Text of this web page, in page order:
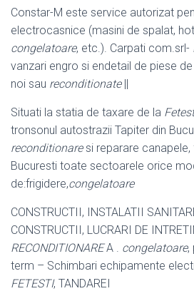
Constar-M este service autorizat
electrocasnice (masini de spalat,
congelatoare, etc.). Carpati com.srl-
vanzari engro si endetail de piese
noi sau reconditionate||
Situati la statia de taxare de la
tronsonul autostrazii Tapiter din
reconditionaresi reparare canapele,
Bucuresti toate sectoarele orice
de:frigidere,congelatoare
CONSTRUCTII, INSTALATII
CONSTRUCTII, LUCRARI DE
RECONDITIONAREA . congelatoare,
term – Schimbari echipamente
FETESTI, TANDAREI